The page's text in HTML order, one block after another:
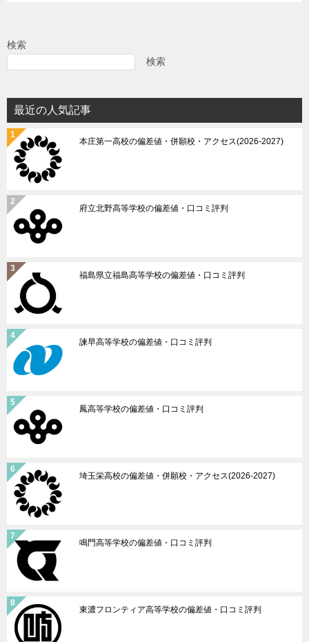
ョ
検索
検索
最近の人気記事
本庄第一高校の偏差値・併願校・アクセス(2026-2027)
府立北野高等学校の偏差値・口コミ評判
福島県立福島高等学校の偏差値・口コミ評判
諫早高等学校の偏差値・口コミ評判
鳳高等学校の偏差値・口コミ評判
埼玉栄高校の偏差値・併願校・アクセス(2026-2027)
鳴門高等学校の偏差値・口コミ評判
東濃フロンティア高等学校の偏差値・口コミ評判